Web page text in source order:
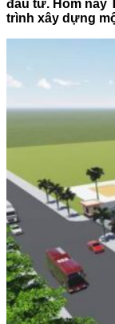
đầu tư. Hôm nay
trình xây dựng